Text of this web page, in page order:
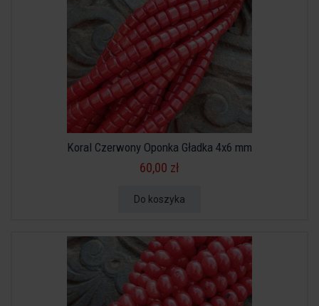
Koral Czerwony Oponka Gładka 4x6 mm
60,00 zł
Do koszyka